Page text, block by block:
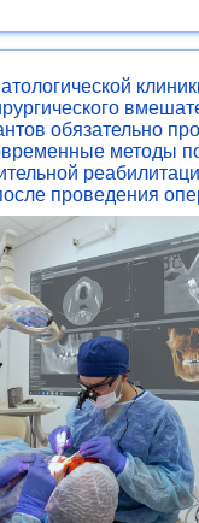
обязательно
методы
проведения